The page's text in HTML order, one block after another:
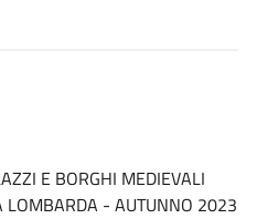
E BORGHI MEDIEVALI
LOMBARDA - AUTUNNO 2023